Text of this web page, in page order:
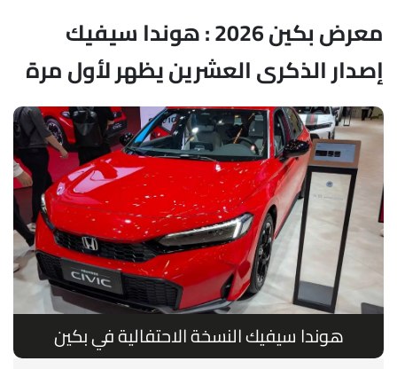
معرض بكين 2026 : هوندا سيفيك
إصدار الذكرى العشرين يظهر لأول مرة
هوندا سيفيك النسخة الاحتفالية في بكين